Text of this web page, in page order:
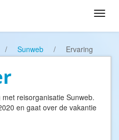
/ Sunweb / Ervaring
reisorganisatie Sunweb.
en gaat over de vakantie